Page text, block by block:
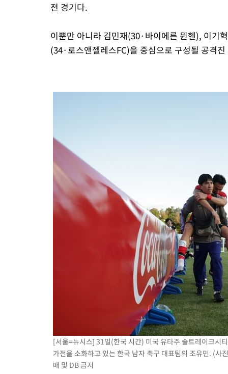
전 경기다.
이뿐만 아니라 김민재(30·바이에른 뮌헨), 이기
(34·로스앤젤레스FC)을 중심으로 구성될 공격
[서울=뉴시스] 31일(한국 시간) 미국 유타주 솔트레이크시
가전을 소화하고 있는 한국 남자 축구 대표팀의 조유민. (
매 및 DB 금지